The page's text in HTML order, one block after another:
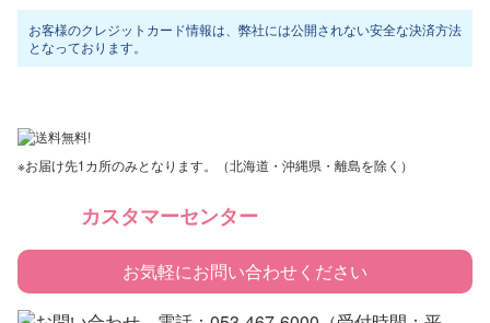
お客様のクレジットカード情報は、弊社には公開されない安全な決済方法
となっております。
※お届け先1カ所のみとなります。（北海道・沖縄県・離島を除く）
カスタマーセンター
お気軽にお問い合わせください